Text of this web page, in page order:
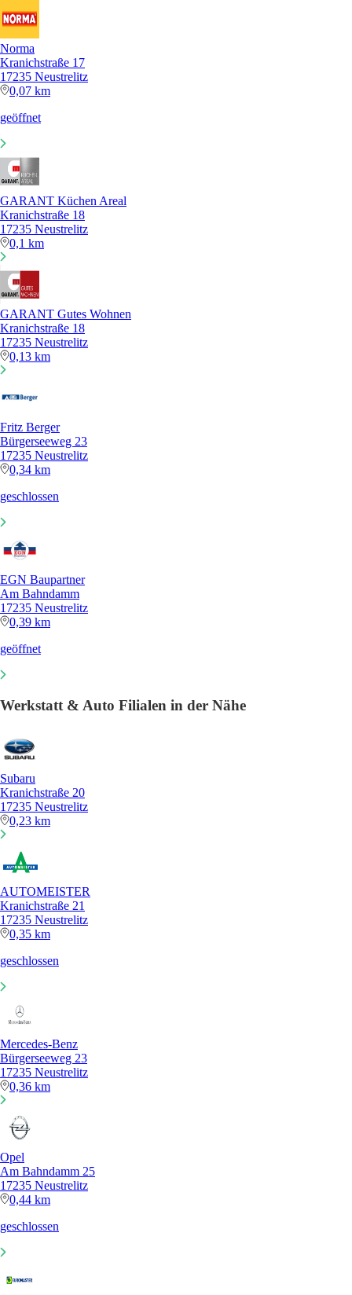
Norma
Kranichstraße 17
17235 Neustrelitz
0,07 km
geöffnet
GARANT Küchen Areal
Kranichstraße 18
17235 Neustrelitz
0,1 km
GARANT Gutes Wohnen
Kranichstraße 18
17235 Neustrelitz
0,13 km
Fritz Berger
Bürgerseeweg 23
17235 Neustrelitz
0,34 km
geschlossen
EGN Baupartner
Am Bahndamm
17235 Neustrelitz
0,39 km
geöffnet
Werkstatt & Auto Filialen in der Nähe
Subaru
Kranichstraße 20
17235 Neustrelitz
0,23 km
AUTOMEISTER
Kranichstraße 21
17235 Neustrelitz
0,35 km
geschlossen
Mercedes-Benz
Bürgerseeweg 23
17235 Neustrelitz
0,36 km
Opel
Am Bahndamm 25
17235 Neustrelitz
0,44 km
geschlossen